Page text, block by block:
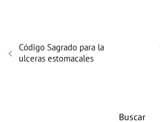
Código Sagrado para la
ulceras estomacales
Buscar